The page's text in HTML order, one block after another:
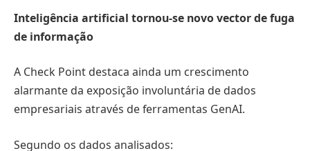
Inteligência artificial tornou-se novo vector de fuga
de informação
A Check Point destaca ainda um crescimento
alarmante da exposição involuntária de dados
empresariais através de ferramentas GenAI.
Segundo os dados analisados: